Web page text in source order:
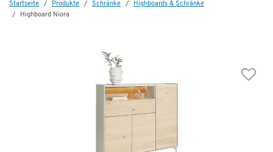
Startseite Produkte Schränke
Highboards & Schränke
Highboard Niora
Sideboard